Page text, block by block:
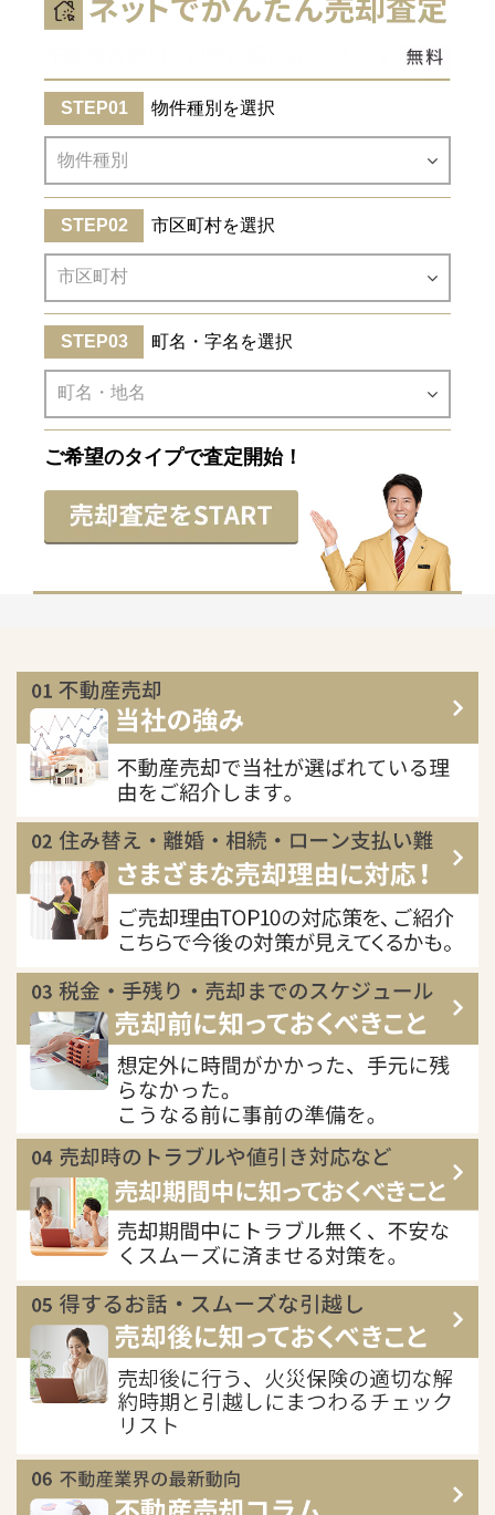
物件種別を選択
市区町村を選択
町名・字名を選択
ご希望のタイプで査定開始！